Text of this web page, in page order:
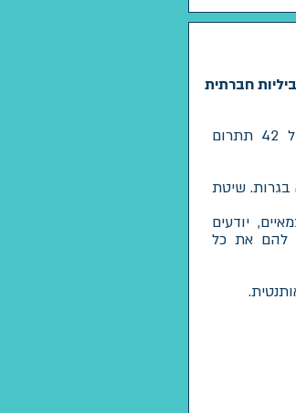
חברתית
42 הוא בית הספר לתכנות הטוב בעולם. הקמת קמפוס של 42 תתרום
בגרות. שיטת
יודעים
להם את כל